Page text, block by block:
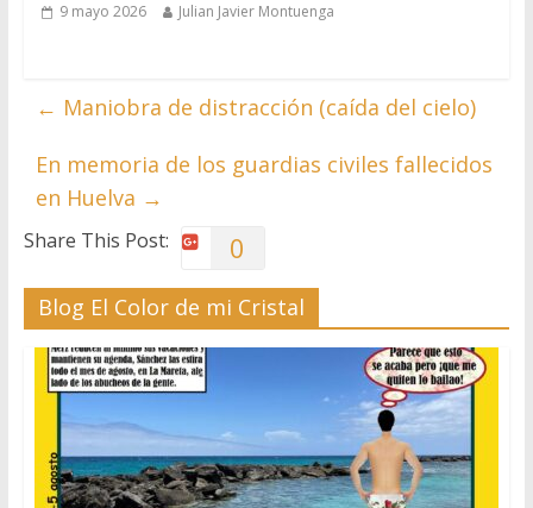
9 mayo 2026 Julian Javier Montuenga
← Maniobra de distracción (caída del cielo)
En memoria de los guardias civiles fallecidos
en Huelva →
Share This Post: 0
Blog El Color de mi Cristal